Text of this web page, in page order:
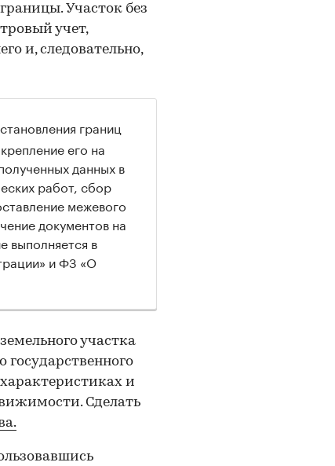
Участок без
учет,
и, следовательно,
границ
его на
данных в
работ, сбор
межевого
документов на
выполняется в
и ФЗ «О
участка
государственного
и
Сделать